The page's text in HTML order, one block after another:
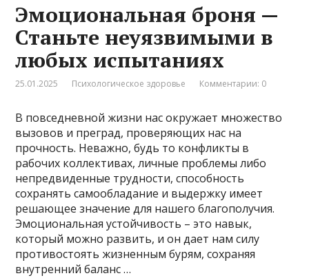
Эмоциональная броня —
Станьте неуязвимыми в
любых испытаниях
25.01.2025 Психологическое здоровье Комментарии: 0
В повседневной жизни нас окружает множество
вызовов и преград, проверяющих нас на
прочность. Неважно, будь то конфликты в
рабочих коллективах, личные проблемы либо
непредвиденные трудности, способность
сохранять самообладание и выдержку имеет
решающее значение для нашего благополучия.
Эмоциональная устойчивость – это навык,
который можно развить, и он дает нам силу
противостоять жизненным бурям, сохраняя
внутренний баланс …